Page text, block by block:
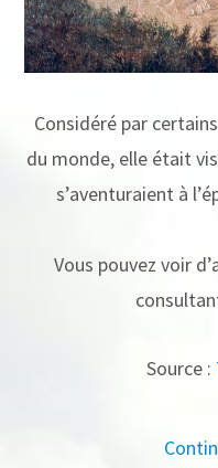
Considéré par
du monde, elle était
s’aventuraient à
Vous pouvez voir
Source :